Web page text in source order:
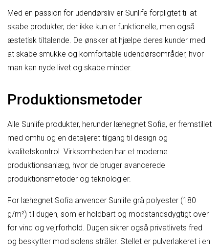
Med en passion for udendørsliv er Sunlife forpligtet til at
skabe produkter, der ikke kun er funktionelle, men også
æstetisk tiltalende. De ønsker at hjælpe deres kunder med
at skabe smukke og komfortable udendørsområder, hvor
man kan nyde livet og skabe minder.
Produktionsmetoder
Alle Sunlife produkter, herunder læhegnet Sofia, er fremstillet
med omhu og en detaljeret tilgang til design og
kvalitetskontrol. Virksomheden har et moderne
produktionsanlæg, hvor de bruger avancerede
produktionsmetoder og teknologier.
For læhegnet Sofia anvender Sunlife grå polyester (180
g/m²) til dugen, som er holdbart og modstandsdygtigt over
for vind og vejrforhold. Dugen sikrer også privatlivets fred
og beskytter mod solens stråler. Stellet er pulverlakeret i en